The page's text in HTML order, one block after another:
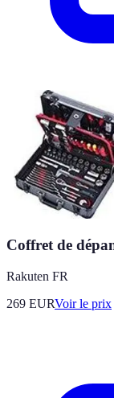
Coffret de
Rakuten FR
269 EURVoir le prix